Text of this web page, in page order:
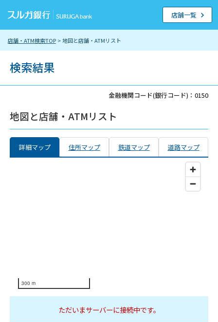
店舗・ATM検索TOP > 地図と店舗・ATMリスト
店舗一覧
検索結果
金融機関コード(銀行コード)：0150
地図と店舗・ATMリスト
詳細マップ 住所マップ 鉄道マップ 道路マップ
300 m
ただいまサーバーに接続中です。